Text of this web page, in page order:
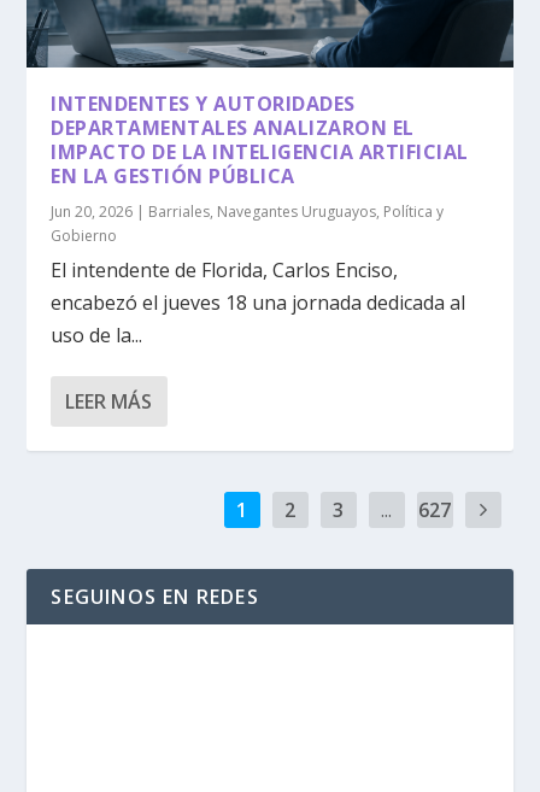
INTENDENTES Y AUTORIDADES
DEPARTAMENTALES ANALIZARON EL
IMPACTO DE LA INTELIGENCIA ARTIFICIAL
EN LA GESTIÓN PÚBLICA
Jun 20, 2026 | Barriales, Navegantes Uruguayos, Política y
Gobierno
El intendente de Florida, Carlos Enciso,
encabezó el jueves 18 una jornada dedicada al
uso de la...
LEER MÁS
1 2 3 ... 627
SEGUINOS EN REDES